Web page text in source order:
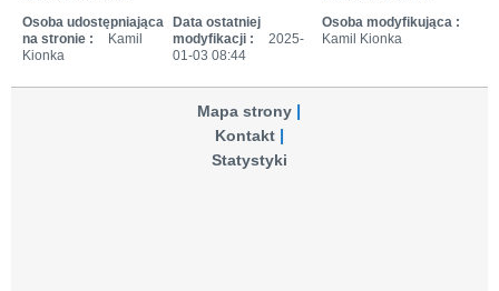
Osoba udostępniająca
na stronie :
Kamil
Kionka
Data ostatniej
modyfikacji :
2025-
01-03 08:44
Osoba modyfikująca :
Kamil Kionka
Mapa strony
Kontakt
Statystyki